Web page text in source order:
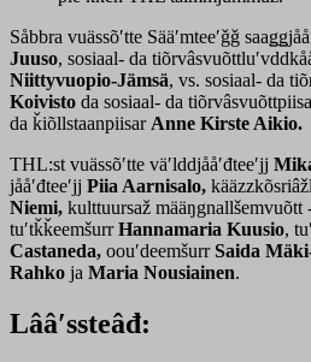
Såbbra vuässõʹtte Sääʹmteeʹǧǧ
Juuso, sosiaal- da
Niittyvuopio-Jämsä, vs. sosiaal- da
Koivisto da sosiaal- da
da ǩiõllstaanpiisar Anne Kirste Aikio.
THL:st vuässõʹtte väʹlddjååʹđteeʹjj
jååʹđteeʹjj Piia Aarnisalo,
Niemi, kulttuursaž määŋgnallšemvuõtt
tuʹtǩǩeemšurrHannamaria Kuusio,
Castaneda, oouʹdeemšurrSaida
Rahko ja Maria Nousiainen.
Lââʹssteâđ: